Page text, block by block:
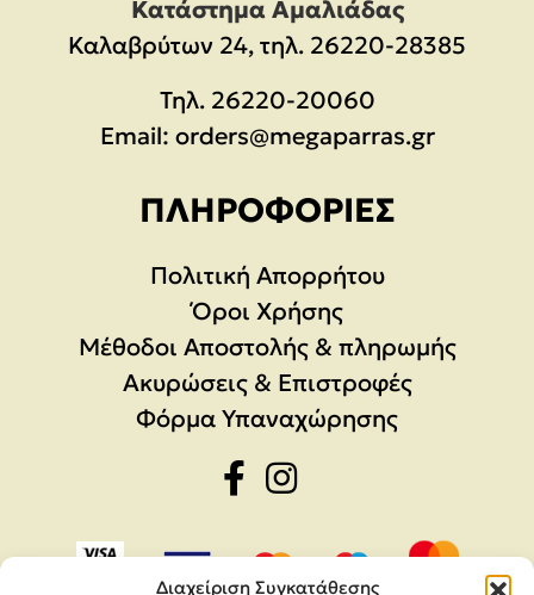
Διαχείριση Συγκατάθεσης
Κατάστημα Αμαλιάδας
Καλαβρύτων 24, τηλ. 26220-28385
Τηλ. 26220-20060
Email: orders@megaparras.gr
ΠΛΗΡΟΦΟΡΊΕΣ
Πολιτική Απορρήτου
Όροι Χρήσης
Μέθοδοι Αποστολής & πληρωμής
Ακυρώσεις & Επιστροφές
Φόρμα Υπαναχώρησης